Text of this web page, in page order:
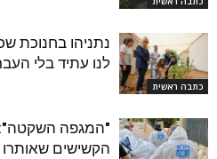
כתבה ראשית
נתניהו בחנוכת
לנו עתיד בלי
הקשישים